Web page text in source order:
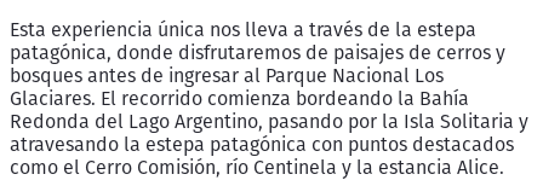
Esta experiencia única nos lleva a través de la estepa
patagónica, donde disfrutaremos de paisajes de cerros y
bosques antes de ingresar al Parque Nacional Los
Glaciares. El recorrido comienza bordeando la Bahía
Redonda del Lago Argentino, pasando por la Isla Solitaria y
atravesando la estepa patagónica con puntos destacados
como el Cerro Comisión, río Centinela y la estancia Alice.